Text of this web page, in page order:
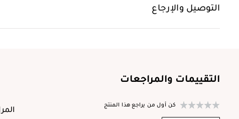
التوصيل والإرجاع
التقييمات والمراجعات
كن أول من يراجع هذا المنتج